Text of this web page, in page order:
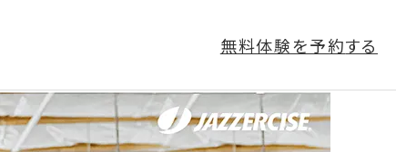
無料体験を予約する